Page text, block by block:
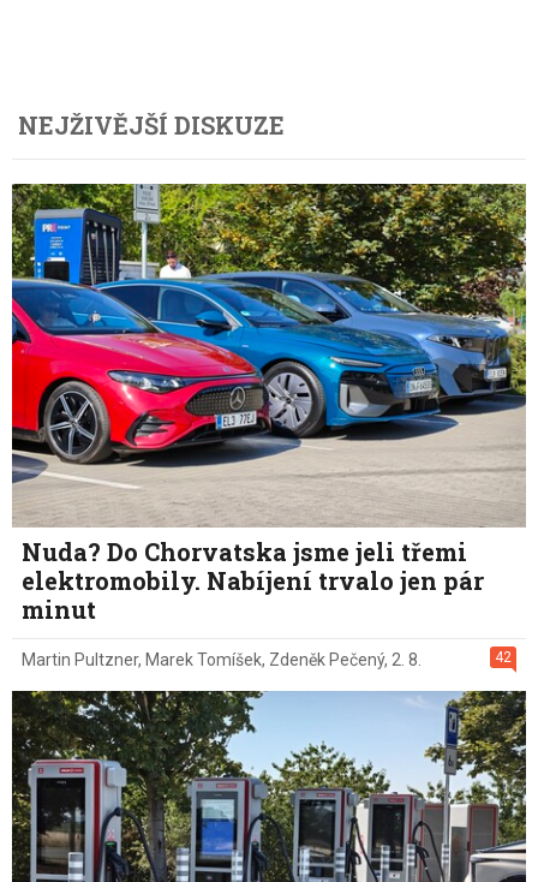
NEJŽIVĚJŠÍ DISKUZE
Nuda? Do Chorvatska jsme jeli třemi
elektromobily. Nabíjení trvalo jen pár
minut
42
Martin Pultzner, Marek Tomíšek, Zdeněk Pečený, 2. 8.